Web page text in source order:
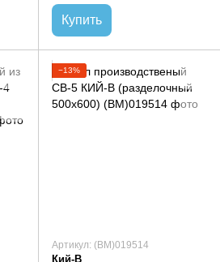
Купить
−13%
Артикул: (BM)019514
Кий-В